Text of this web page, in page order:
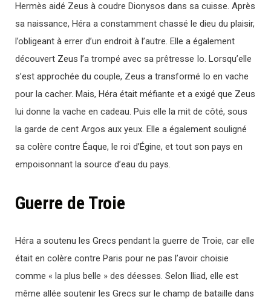
Hermès aidé Zeus à coudre Dionysos dans sa cuisse. Après
sa naissance, Héra a constamment chassé le dieu du plaisir,
l’obligeant à errer d’un endroit à l’autre. Elle a également
découvert Zeus l’a trompé avec sa prêtresse Io. Lorsqu’elle
s’est approchée du couple, Zeus a transformé Io en vache
pour la cacher. Mais, Héra était méfiante et a exigé que Zeus
lui donne la vache en cadeau. Puis elle la mit de côté, sous
la garde de cent Argos aux yeux. Elle a également souligné
sa colère contre Éaque, le roi d’Égine, et tout son pays en
empoisonnant la source d’eau du pays.
Guerre de Troie
Héra a soutenu les Grecs pendant la guerre de Troie, car elle
était en colère contre Paris pour ne pas l’avoir choisie
comme « la plus belle » des déesses. Selon Iliad, elle est
même allée soutenir les Grecs sur le champ de bataille dans